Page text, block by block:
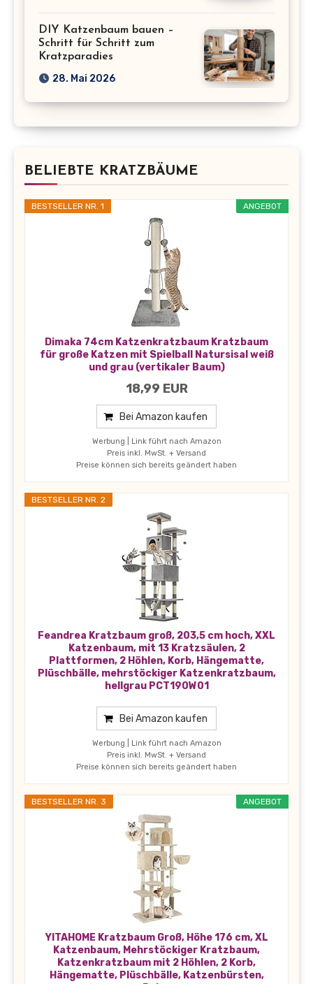
DIY Katzenbaum bauen –
Schritt für Schritt zum
Kratzparadies
28. Mai 2026
BELIEBTE KRATZBÄUME
ANGEBOT
BESTSELLER NR. 1
Dimaka 74cm Katzenkratzbaum Kratzbaum
für große Katzen mit Spielball Natursisal weiß
und grau (vertikaler Baum)
18,99 EUR
Bei Amazon kaufen
Werbung | Link führt nach Amazon
Preis inkl. MwSt. + Versand
Preise können sich bereits geändert haben
BESTSELLER NR. 2
Feandrea Kratzbaum groß, 203,5 cm hoch, XXL
Katzenbaum, mit 13 Kratzsäulen, 2
Plattformen, 2 Höhlen, Korb, Hängematte,
Plüschbälle, mehrstöckiger Katzenkratzbaum,
hellgrau PCT190W01
Bei Amazon kaufen
Werbung | Link führt nach Amazon
Preis inkl. MwSt. + Versand
Preise können sich bereits geändert haben
ANGEBOT
BESTSELLER NR. 3
YITAHOME Kratzbaum Groß, Höhe 176 cm, XL
Katzenbaum, Mehrstöckiger Kratzbaum,
Katzenkratzbaum mit 2 Höhlen, 2 Korb,
Hängematte, Plüschbälle, Katzenbürsten,